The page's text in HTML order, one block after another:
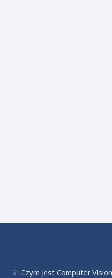
Czym jest Computer Vision